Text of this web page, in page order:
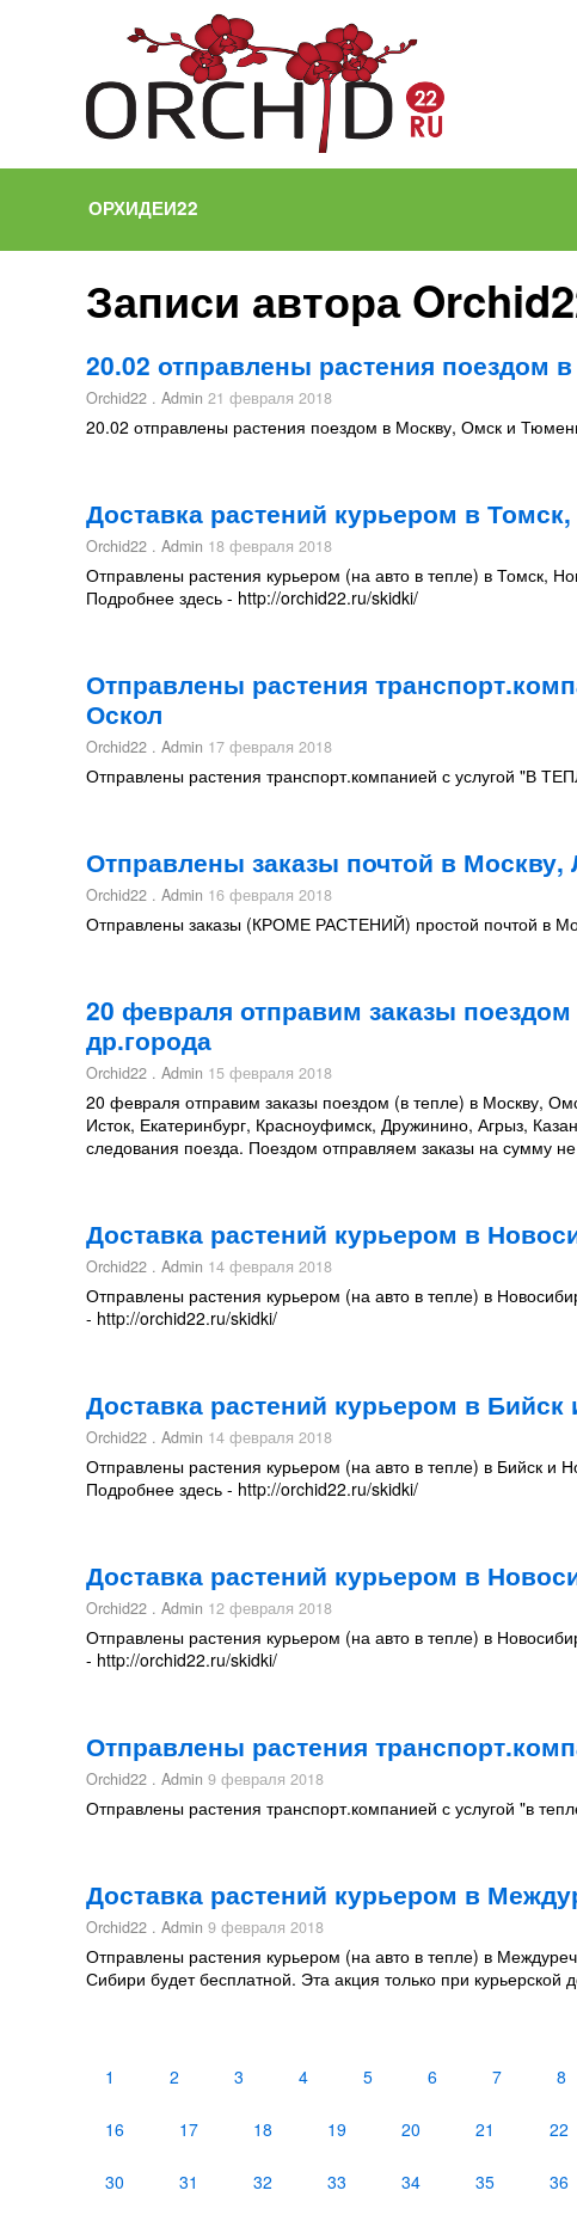
ОРХИДЕИ22
Записи автора
20.02 отправлены растения поездом
Orchid22 . Admin 21 февраля 2018
20.02 отправлены растения поездом в Москву, Омск и
Доставка растений курьером в
Orchid22 . Admin 18 февраля 2018
Отправлены растения курьером (на авто в тепле) в Томск,
Подробнее здесь - http://orchid22.ru/skidki/
Отправлены растения
Оскол
Orchid22 . Admin 17 февраля 2018
Отправлены растения транспорт.компанией с услугой "В
Отправлены заказы почтой в Москву,
Orchid22 . Admin 16 февраля 2018
Отправлены заказы (КРОМЕ РАСТЕНИЙ) простой почтой в
20 февраля отправим заказы
др.города
Orchid22 . Admin 15 февраля 2018
20 февраля отправим заказы поездом (в тепле) в Москву,
Исток, Екатеринбург, Красноуфимск, Дружинино, Агрыз,
следования поезда. Поездом отправляем заказы на сумму
Доставка растений курьером в
Orchid22 . Admin 14 февраля 2018
Отправлены растения курьером (на авто в тепле) в
- http://orchid22.ru/skidki/
Доставка растений курьером в Бийск
Orchid22 . Admin 14 февраля 2018
Отправлены растения курьером (на авто в тепле) в Бийск и
Подробнее здесь - http://orchid22.ru/skidki/
Доставка растений курьером в
Orchid22 . Admin 12 февраля 2018
Отправлены растения курьером (на авто в тепле) в
- http://orchid22.ru/skidki/
Отправлены растения
Orchid22 . Admin 9 февраля 2018
Отправлены растения транспорт.компанией с услугой "в
Доставка растений курьером в
Orchid22 . Admin 9 февраля 2018
Отправлены растения курьером (на авто в тепле) в
Сибири будет бесплатной. Эта акция только при
1 2 3 4 5 6 7 8
16 17 18 19 20 21 22
30 31 32 33 34 35 36